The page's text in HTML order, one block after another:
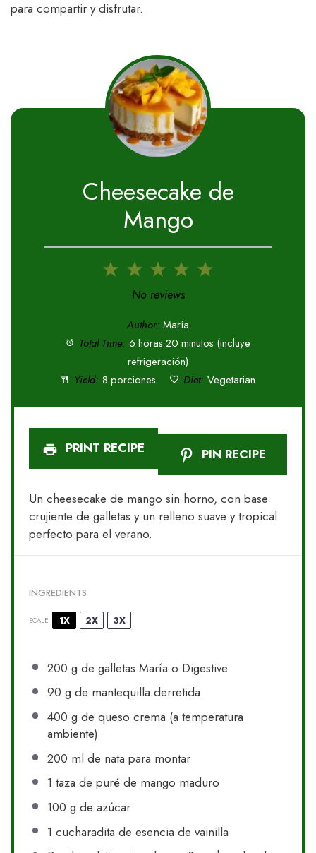
para compartir y disfrutar.
Cheesecake de
Mango
5
4
3
Stars
2
Stars
1
Star
No reviews
Author: María
Total Time: 6 horas 20 minutos (incluye
refrigeración)
Yield: 8 porciones Diet: Vegetarian
PRINT RECIPE PIN RECIPE
Un cheesecake de mango sin horno, con base
crujiente de galletas y un relleno suave y tropical
perfecto para el verano.
INGREDIENTS
SCALE 1X 2X 3X
200 g de galletas María o Digestive
90 g de mantequilla derretida
400 g de queso crema (a temperatura
ambiente)
200 ml de nata para montar
1 taza de puré de mango maduro
100 g de azúcar
1 cucharadita de esencia de vainilla